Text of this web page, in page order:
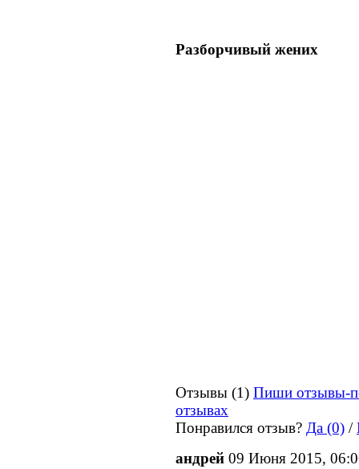
Разборчивый жених
Отзывы (1) Пиши отзывы-
отзывах
Понравился отзыв? Да (0) /
андрей 09 Июня 2015,